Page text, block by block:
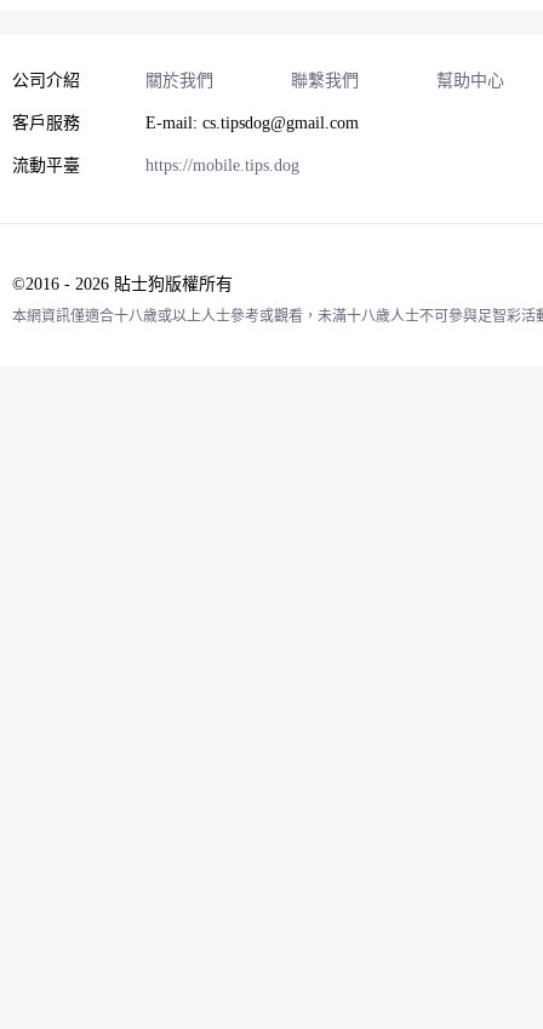
公司介紹 關於我們 聯繫我們 幫助中心
客戶服務 E-mail: cs.tipsdog@gmail.com
流動平臺 https://mobile.tips.dog
©2016 - 2026 貼士狗版權所有
本網資訊僅適合十八歲或以上人士參考或觀看，未滿十八歲人士不可參與足智彩